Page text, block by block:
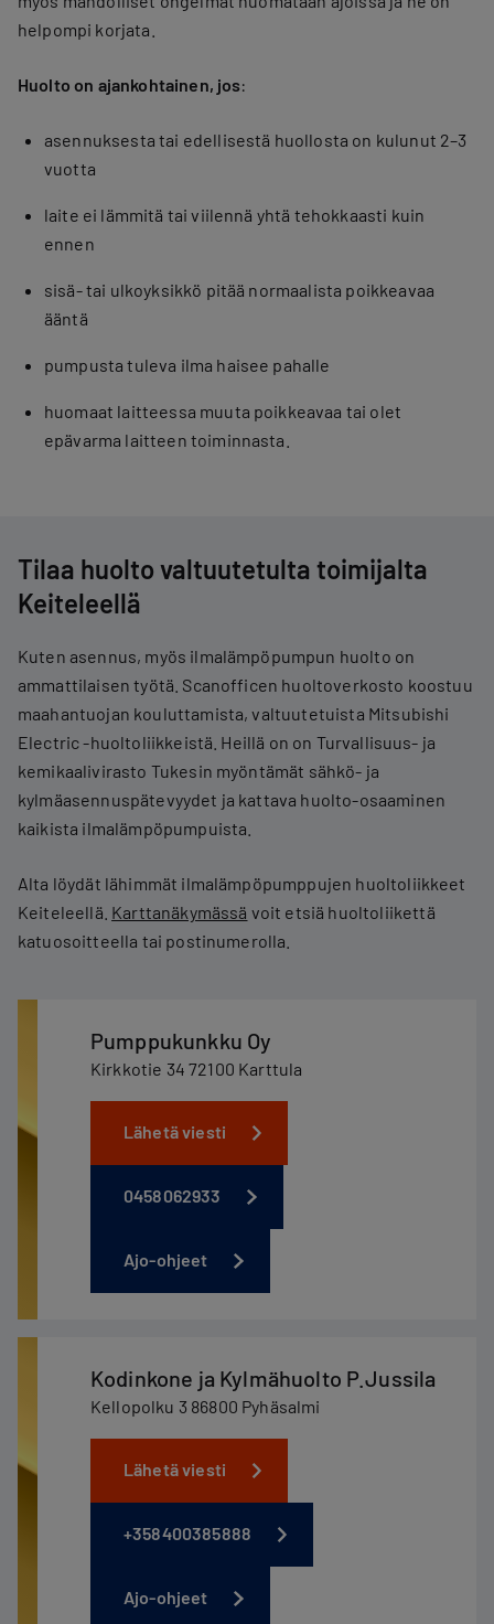
helpompi korjata.
Huolto on ajankohtainen, jos:
asennuksesta tai edellisestä huollosta on kulunut 2–3
vuotta
laite ei lämmitä tai viilennä yhtä tehokkaasti kuin
ennen
sisä- tai ulkoyksikkö pitää normaalista poikkeavaa
ääntä
pumpusta tuleva ilma haisee pahalle
huomaat laitteessa muuta poikkeavaa tai olet
epävarma laitteen toiminnasta.
Tilaa huolto valtuutetulta toimijalta
Keiteleellä
Kuten asennus, myös ilmalämpöpumpun huolto on
ammattilaisen työtä. Scanofficen huoltoverkosto koostuu
maahantuojan kouluttamista, valtuutetuista Mitsubishi
Electric -huoltoliikkeistä. Heillä on on Turvallisuus- ja
kemikaalivirasto Tukesin myöntämät sähkö- ja
kylmäasennuspätevyydet ja kattava huolto-osaaminen
kaikista ilmalämpöpumpuista.
Alta löydät lähimmät ilmalämpöpumppujen huoltoliikkeet
Keiteleellä. Karttanäkymässä voit etsiä huoltoliikettä
katuosoitteella tai postinumerolla.
Pumppukunkku Oy
Kirkkotie 34 72100 Karttula
Lähetä viesti
0458062933
Ajo-ohjeet
Kodinkone ja Kylmähuolto P.Jussila
Kellopolku 3 86800 Pyhäsalmi
Lähetä viesti
+358400385888
Ajo-ohjeet